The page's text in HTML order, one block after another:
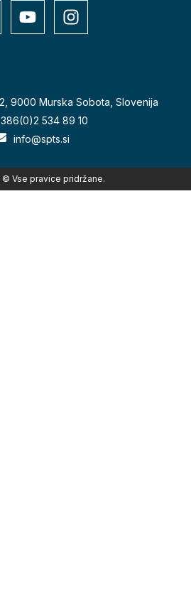
9000 Murska Sobota, Slovenija
534 89 10
info@spts.si
© Vse pravice pridržane.